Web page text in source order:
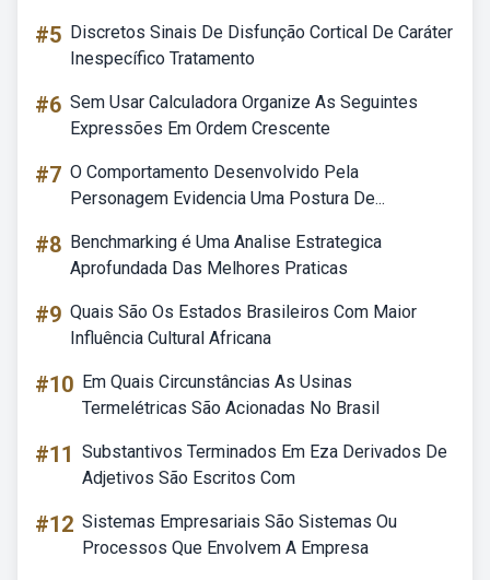
#5 Discretos Sinais De Disfunção Cortical De Caráter
Inespecífico Tratamento
#6 Sem Usar Calculadora Organize As Seguintes
Expressões Em Ordem Crescente
#7 O Comportamento Desenvolvido Pela
Personagem Evidencia Uma Postura De...
#8 Benchmarking é Uma Analise Estrategica
Aprofundada Das Melhores Praticas
#9 Quais São Os Estados Brasileiros Com Maior
Influência Cultural Africana
#10 Em Quais Circunstâncias As Usinas
Termelétricas São Acionadas No Brasil
#11 Substantivos Terminados Em Eza Derivados De
Adjetivos São Escritos Com
#12 Sistemas Empresariais São Sistemas Ou
Processos Que Envolvem A Empresa